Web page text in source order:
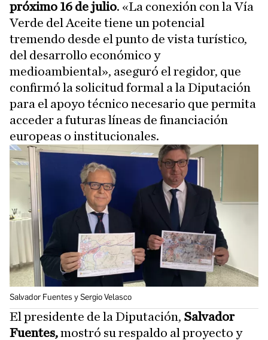
próximo 16 de julio. «La conexión con la Vía
Verde del Aceite tiene un potencial
tremendo desde el punto de vista turístico,
del desarrollo económico y
medioambiental», aseguró el regidor, que
confirmó la solicitud formal a la Diputación
para el apoyo técnico necesario que permita
acceder a futuras líneas de financiación
europeas o institucionales.
Salvador Fuentes y Sergio Velasco
El presidente de la Diputación, Salvador
Fuentes,mostró su respaldo al proyecto y